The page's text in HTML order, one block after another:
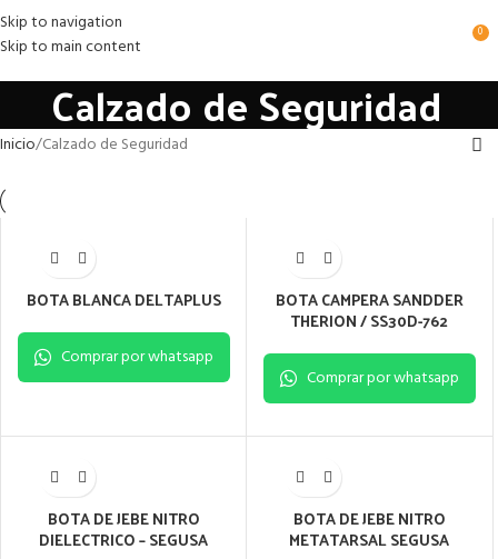
Skip to navigation
Skip to main content
0
Calzado de Seguridad
Inicio Calzado de Seguridad
BOTA BLANCA DELTAPLUS
Comprar por whatsapp
BOTA CAMPERA SANDDER
THERION / SS30D-762
Comprar por whatsapp
BOTA DE JEBE NITRO
DIELECTRICO – SEGUSA
BOTA DE JEBE NITRO
METATARSAL SEGUSA